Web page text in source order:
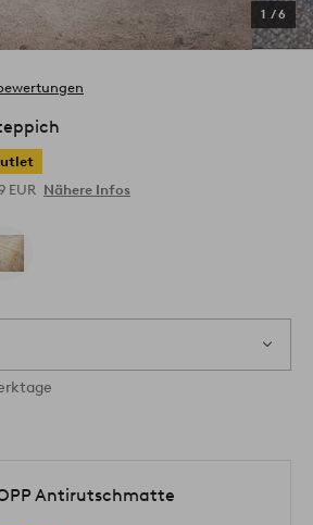
1 /6
EUR Nähere Infos
Antirutschmatte